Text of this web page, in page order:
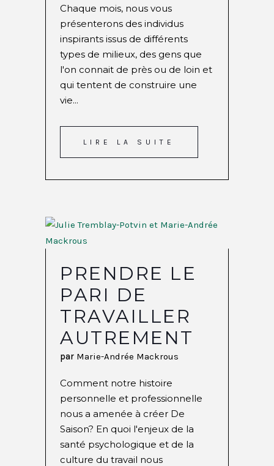
Chaque mois, nous vous
présenterons des individus
inspirants issus de différents
types de milieux, des gens que
l'on connait de près ou de loin et
qui tentent de construire une
vie...
LIRE LA SUITE
PRENDRE LE
PARI DE
TRAVAILLER
AUTREMENT
par Marie-Andrée Mackrous
Comment notre histoire
personnelle et professionnelle
nous a amenée à créer De
Saison? En quoi l'enjeux de la
santé psychologique et de la
culture du travail nous